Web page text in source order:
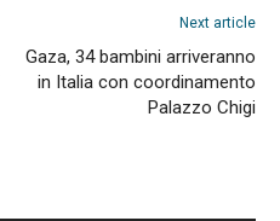
Next article
Gaza, 34 bambini arriveranno
in Italia con coordinamento
Palazzo Chigi